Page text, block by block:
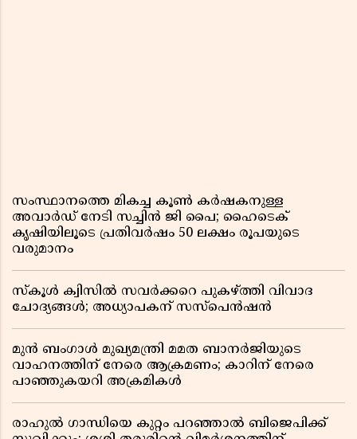
സംസ്ഥാനത്തെ മികച്ച കൂൺ കർഷകനുള്ള
അവാർഡ് നേടി സച്ചിൻ ജി പൈ; ഹൈടെക്
കൃഷിയിലൂടെ പ്രതിവർഷം 50 ലക്ഷം രൂപയുടെ
വരുമാനം
സ്കൂൾ ക്വിസിൽ സവർക്കറെ പുകഴ്ത്തി വിവാദ
ചോദ്യങ്ങൾ; അധ്യാപകന് സസ്പെൻഷൻ
മുൻ ബംഗാൾ മുഖ്യമന്ത്രി മമത ബാനർജിയുടെ
വാഹനത്തിന് നേരെ ആക്രമണം; കാറിന് നേരെ
പാഞ്ഞുകയറി അക്രമികൾ
രാഹുൽ ഗാന്ധിയെ കുറ്റം പറഞ്ഞാൽ ബിജെപിക്ക്